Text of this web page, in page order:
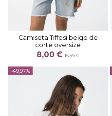
Camiseta Tiffosi beige de
corte oversize
8,00 €15,99 €
-49,97%